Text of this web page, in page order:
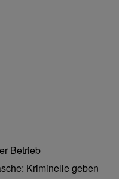
Betrieb
Kriminelle geben